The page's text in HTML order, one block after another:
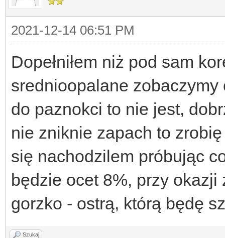
2021-12-14 06:51 PM
Dopełniłem niż pod sam
srednioopalane
do paznokci to nie jest,
nie zniknie zapach to
się nachodzilem próbując
będzie ocet 8%, przy okazji
gorzko - ostrą, którą będę
Szukaj